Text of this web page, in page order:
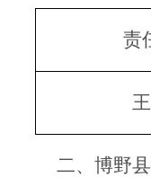
责
二、博野